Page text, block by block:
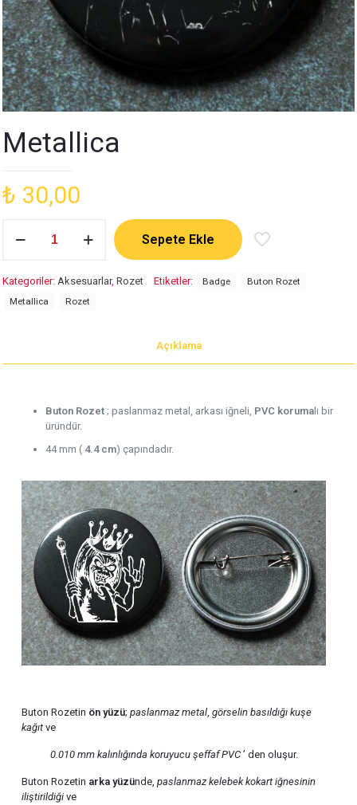
Metallica
₺ 30,00
adet
Sepete Ekle
Kategoriler: Aksesuarlar, Rozet Etiketler: Badge
Buton Rozet
Metallica
Rozet
Açıklama
Buton Rozet ; paslanmaz metal, arkası iğneli, PVC korumalı bir
üründür.
44 mm ( 4.4 cm) çapındadır.
Buton Rozetin ön yüzü; paslanmaz metal ,görselin basıldığı kuşe
kağıtve
0.010 mm kalınlığındakoruyucu şeffaf PVC’ den oluşur.
Buton Rozetin arka yüzünde,paslanmaz kelebek kokart iğnesinin
iliştirildiği ve